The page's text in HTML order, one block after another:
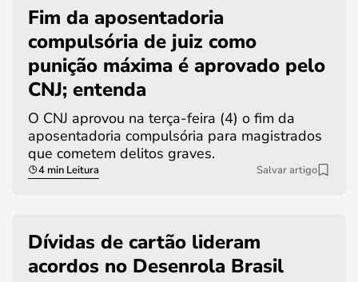
Fim da aposentadoria
compulsória de juiz como
punição máxima é aprovado pelo
CNJ; entenda
O CNJ aprovou na terça-feira (4) o fim da
aposentadoria compulsória para magistrados
que cometem delitos graves.
4 min Leitura Salvar artigo
Dívidas de cartão lideram
acordos no Desenrola Brasil